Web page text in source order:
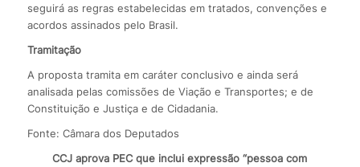
seguirá as regras estabelecidas em tratados, convenções e
acordos assinados pelo Brasil.
Tramitação
A proposta tramita em caráter conclusivo e ainda será
analisada pelas comissões de Viação e Transportes; e de
Constituição e Justiça e de Cidadania.
Fonte: Câmara dos Deputados
CCJ aprova PEC que inclui expressão “pessoa com